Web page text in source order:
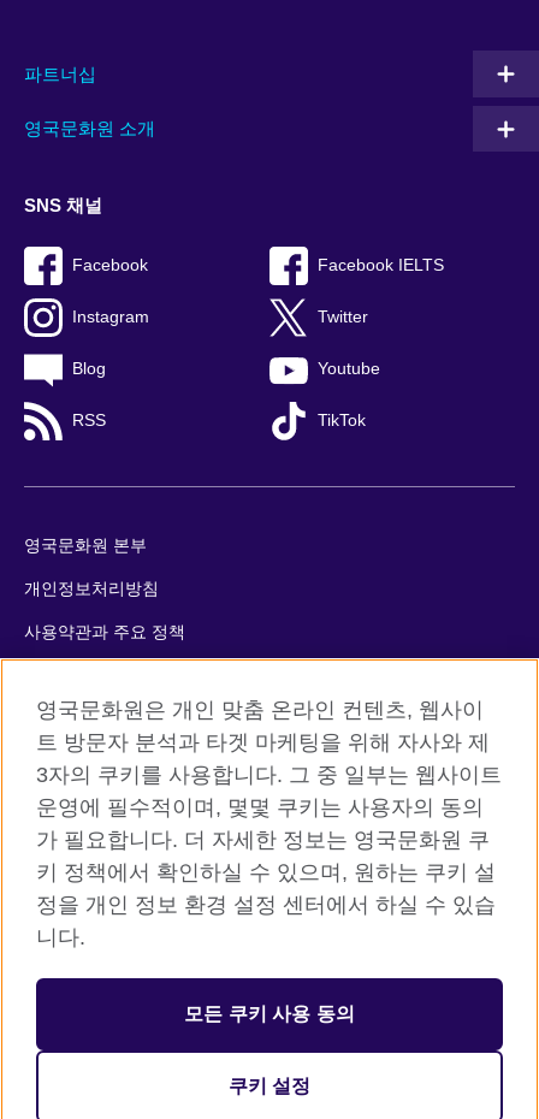
파트너십
영국문화원 소개
SNS 채널
Facebook Facebook IELTS
Instagram Twitter
Blog Youtube
RSS TikTok
영국문화원 본부
개인정보처리방침
사용약관과 주요 정책
사이트맵
© 2026 British Council
The United Kingdom’s international organisation for cultural
relations and educational opportunities. A registered charity:
209131 (England and Wales) SC037733 (Scotland)
서울시 중구 서소문로 11길 19 (정동 34-5 배재정동빌딩B동) 2층
주한영국문화원 (우) 04516
대표전화: 사무소 02 3702 0601 성인 어학원 1522 8006 어린이
어학원 1522 5009 / 팩스: 02 3702 0660
영국문화원은 개인 맞춤 온라인 컨텐츠, 웹사이
트 방문자 분석과 타겟 마케팅을 위해 자사와 제
3자의 쿠키를 사용합니다. 그 중 일부는 웹사이트
운영에 필수적이며, 몇몇 쿠키는 사용자의 동의
가 필요합니다. 더 자세한 정보는 영국문화원 쿠
키 정책에서 확인하실 수 있으며, 원하는 쿠키 설
정을 개인 정보 환경 설정 센터에서 하실 수 있습
니다.
모든 쿠키 사용 동의
쿠키 설정